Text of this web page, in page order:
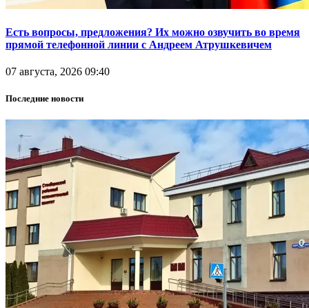
Есть вопросы, предложения? Их можно озвучить во время
прямой телефонной линии с Андреем Атрушкевичем
07 августа, 2026 09:40
Последние новости